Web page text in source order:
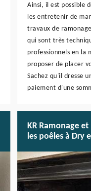
Ainsi, il est possible
les entretenir de
travaux de
qui sont très
professionnels en la
proposer de placer
Sachez qu'il dresse
paiement d'une
KR Ramonage
les poêles à Dry